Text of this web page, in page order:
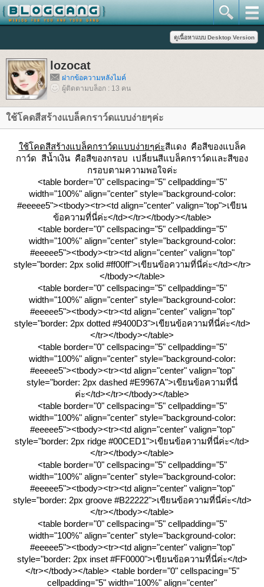
lozocat
ฝากข้อความหลังไมค์
ผู้ติดตามบล็อก : 13 คน
ช้โคดสีสร้างแบล็คกราว์ดแบบง่ายๆค่ะ
ช้โคดสีสร้างแบล็คกราว์ดแบบง่ายๆค่ะสีแดง คือสีของแบล็ค
กาว์ด สีน้ำเงิน คือสีของกรอบ เปลี่ยนสีแบล็คกราว์ดและสีของ
กรอบตามความพอใจค่ะ
<table border="0" cellspacing="5" cellpadding="5"
width="100%" align="center" style="background-color:
#eeeee5"><tbody><tr><td align="center" valign="top">เขียน
ข้อความที่นี่ค่ะ</td></tr></tbody></table>
<table border="0" cellspacing="5" cellpadding="5"
width="100%" align="center" style="background-color:
#eeeee5"><tbody><tr><td align="center" valign="top"
style="border: 2px solid #ff00ff">เขียนข้อความที่นี่ค่ะ</td></tr>
</tbody></table>
<table border="0" cellspacing="5" cellpadding="5"
width="100%" align="center" style="background-color:
#eeeee5"><tbody><tr><td align="center" valign="top"
style="border: 2px dotted #9400D3">เขียนข้อความที่นี่ค่ะ</td>
</tr></tbody></table>
<table border="0" cellspacing="5" cellpadding="5"
width="100%" align="center" style="background-color:
#eeeee5"><tbody><tr><td align="center" valign="top"
style="border: 2px dashed #E9967A">เขียนข้อความที่นี่
ค่ะ</td></tr></tbody></table>
<table border="0" cellspacing="5" cellpadding="5"
width="100%" align="center" style="background-color:
#eeeee5"><tbody><tr><td align="center" valign="top"
style="border: 2px ridge #00CED1">เขียนข้อความที่นี่ค่ะ</td>
</tr></tbody></table>
<table border="0" cellspacing="5" cellpadding="5"
width="100%" align="center" style="background-color:
#eeeee5"><tbody><tr><td align="center" valign="top"
style="border: 2px groove #B22222">เขียนข้อความที่นี่ค่ะ</td>
</tr></tbody></table>
<table border="0" cellspacing="5" cellpadding="5"
width="100%" align="center" style="background-color:
#eeeee5"><tbody><tr><td align="center" valign="top"
style="border: 2px inset #FF0000">เขียนข้อความที่นี่ค่ะ</td>
</tr></tbody></table> <table border="0" cellspacing="5"
cellpadding="5" width="100%" align="center"